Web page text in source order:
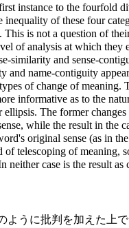
instance to the fourfold
inequality of these four
is not a question of
of analysis at which they
similarity and sense-
and name-contiguity
of change of meaning.
informative as to the
The former
while the result in the
original sense (as in
of telescoping of meaning,
neither case is the result
ように批判を加えた上